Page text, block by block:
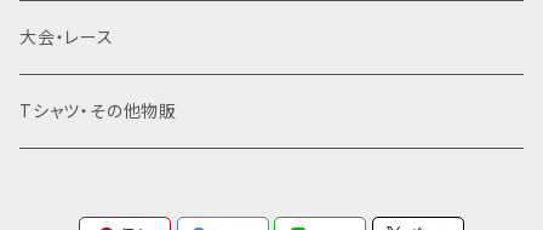
はだし登山
滝行×マンサンダル
オギノエンファーム（埼玉県所沢市）
高尾山（東京都八王子市）
大会・レース
Tシャツ・その他物販